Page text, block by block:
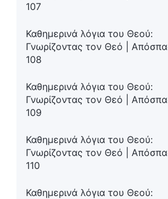
107
Καθημερινά λόγια του Θεού:
Γνωρίζοντας τον Θεό |
108
Καθημερινά λόγια του Θεού:
Γνωρίζοντας τον Θεό |
109
Καθημερινά λόγια του Θεού:
Γνωρίζοντας τον Θεό |
110
Καθημερινά λόγια του Θεού: